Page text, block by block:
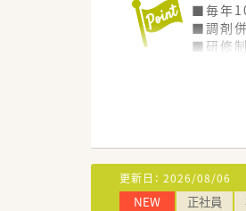
■毎年
■調剤併
■研修
■総合
■調剤
■在宅
■「プラ
います
■充実し
更新日： 2026/08/06
NEW 正社員